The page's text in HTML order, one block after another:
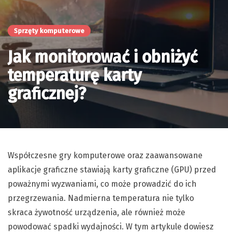
Sprzęty komputerowe
Jak monitorować i obniżyć
temperaturę karty
graficznej?
Współczesne gry komputerowe oraz zaawansowane
aplikacje graficzne stawiają karty graficzne (GPU) przed
poważnymi wyzwaniami, co może prowadzić do ich
przegrzewania. Nadmierna temperatura nie tylko
skraca żywotność urządzenia, ale również może
powodować spadki wydajności. W tym artykule dowiesz